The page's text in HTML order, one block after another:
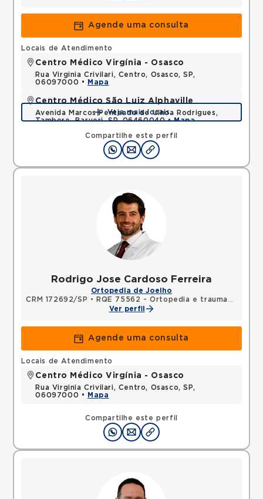
Agende uma consulta
Compartilhe este perfil
Locais de Atendimento
Centro Médico Virgínia - Osasco
Rua Virginia Crivilari, Centro, Osasco, SP,
06097000 •
Mapa
Centro Médico São Luiz Alphaville
Avenida Marcos Penteado de Ulhoa Rodrigues,
Tambore, Barueri, SP, 06460040 •Mapa
Veja mais locais
Rodrigo Jose Cardoso Ferreira
Ortopedia de Joelho
CRM 172692/SP •
RQE 75562 - Ortopedia e traumatologia
Ver perfil
Agende uma consulta
Compartilhe este perfil
Locais de Atendimento
Centro Médico Virgínia - Osasco
Rua Virginia Crivilari, Centro, Osasco, SP,
06097000 •
Mapa